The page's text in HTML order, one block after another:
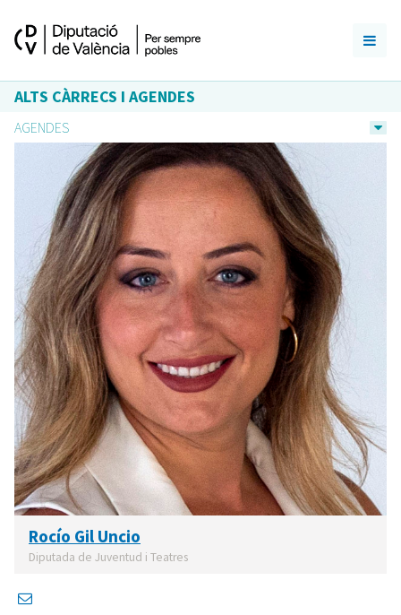
ALTS CÀRRECS I AGENDES
AGENDES
Rocío Gil Uncio
Diputada de Juventud i Teatres